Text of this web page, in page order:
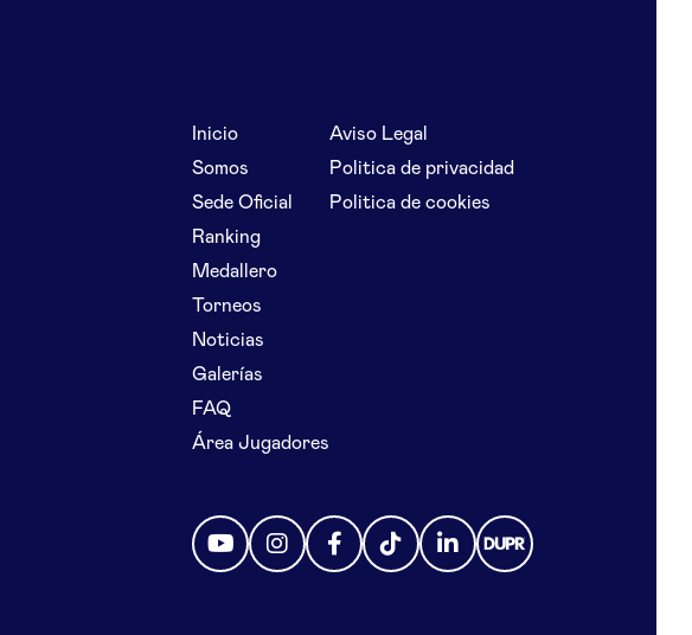
Inicio
Somos
Sede Oficial
Ranking
Medallero
Torneos
Noticias
Galerías
FAQ
Área Jugadores
Aviso Legal
Politica de privacidad
Politica de cookies